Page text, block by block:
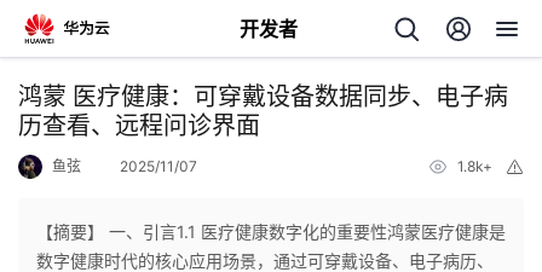
开发者
返
回
鸿蒙 医疗健康：可穿戴设备数据同步、电子病
历查看、远程问诊界面
鱼弦 2025/11/07 1.8k+
【摘要】 一、引言1.1 医疗健康数字化的重要性鸿蒙医疗健康是
数字健康时代的核心应用场景，通过可穿戴设备、电子病历、